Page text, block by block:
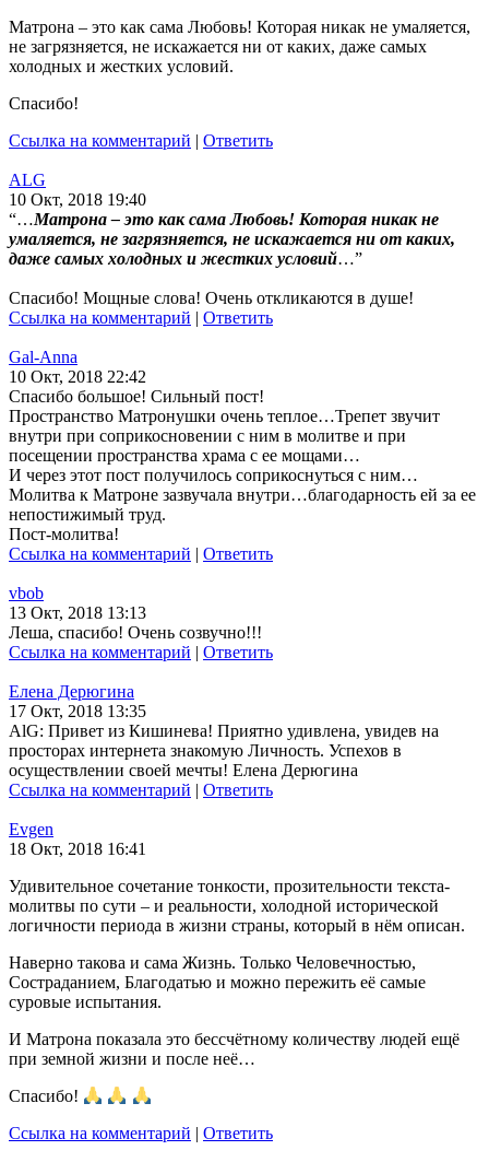
Матрона – это как сама Любовь! Которая никак не умаляется,
не загрязняется, не искажается ни от каких, даже самых
холодных и жестких условий.
Спасибо!
Ссылка на комментарий | Ответить
ALG
10 Окт, 2018 19:40
“…Матрона – это как сама Любовь! Которая никак не
умаляется, не загрязняется, не искажается ни от каких,
даже самых холодных и жестких условий…”
Спасибо! Мощные слова! Очень откликаются в душе!
Ссылка на комментарий | Ответить
Gal-Anna
10 Окт, 2018 22:42
Спасибо большое! Сильный пост!
Пространство Матронушки очень теплое…Трепет звучит
внутри при соприкосновении с ним в молитве и при
посещении пространства храма с ее мощами…
И через этот пост получилось соприкоснуться с ним…
Молитва к Матроне зазвучала внутри…благодарность ей за ее
непостижимый труд.
Пост-молитва!
Ссылка на комментарий | Ответить
vbob
13 Окт, 2018 13:13
Леша, спасибо! Очень созвучно!!!
Ссылка на комментарий | Ответить
Елена Дерюгина
17 Окт, 2018 13:35
AlG: Привет из Кишинева! Приятно удивлена, увидев на
просторах интернета знакомую Личность. Успехов в
осуществлении своей мечты! Елена Дерюгина
Ссылка на комментарий | Ответить
Evgen
18 Окт, 2018 16:41
Удивительное сочетание тонкости, прозительности текста-
молитвы по сути – и реальности, холодной исторической
логичности периода в жизни страны, который в нём описан.
Наверно такова и сама Жизнь. Только Человечностью,
Состраданием, Благодатью и можно пережить её самые
суровые испытания.
И Матрона показала это бессчётному количеству людей ещё
при земной жизни и после неё…
Спасибо!
Ссылка на комментарий | Ответить